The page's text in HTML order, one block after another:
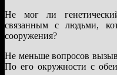
Не мог ли
связанным с людьми,
сооружения?
Не меньше вопросов
По его окружности с